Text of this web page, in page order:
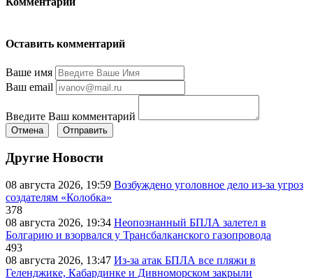
Оставить комментарий
Ваше имя
Ваш email
Введите Ваш комментарий
Отмена Отправить
Другие Новости
08 августа 2026, 19:59 Возбуждено уголовное дело из-за угроз
создателям «Колобка»
378
08 августа 2026, 19:34 Неопознанный БПЛА залетел в
Болгарию и взорвался у Трансбалканского газопровода
493
08 августа 2026, 13:47 Из-за атак БПЛА все пляжи в
Геленджике, Кабардинке и Дивноморском закрыли